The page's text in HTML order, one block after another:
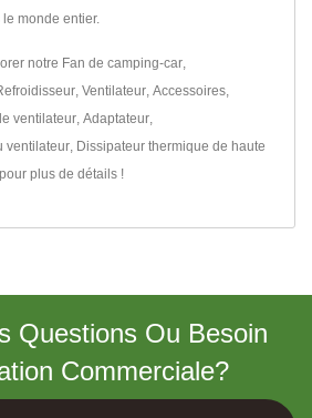
monde entier.
notre Fan de camping-car
Ventilateur Accessoires
ventilateur Adaptateur
ventilateur Dissipateur thermique de haute
pour plus de détails !
Questions Ou Besoin
Commerciale?